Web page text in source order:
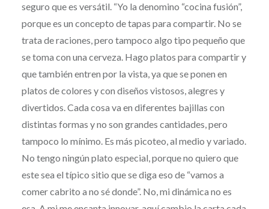
seguro que es versátil. “Yo la denomino “cocina fusión”,
porque es un concepto de tapas para compartir. No se
trata de raciones, pero tampoco algo tipo pequeño que
se toma con una cerveza. Hago platos para compartir y
que también entren por la vista, ya que se ponen en
platos de colores y con diseños vistosos, alegres y
divertidos. Cada cosa va en diferentes bajillas con
distintas formas y no son grandes cantidades, pero
tampoco lo mínimo. Es más picoteo, al medio y variado.
No tengo ningún plato especial, porque no quiero que
este sea el típico sitio que se diga eso de “vamos a
comer cabrito a no sé donde”. No, mi dinámica no es